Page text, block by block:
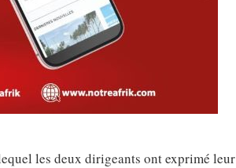
les deux dirigeants ont exprimé leur